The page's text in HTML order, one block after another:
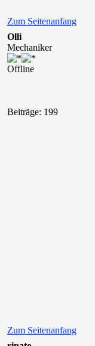
Zum Seitenanfang
Olli
Mechaniker
Offline
Beiträge: 199
Zum Seitenanfang